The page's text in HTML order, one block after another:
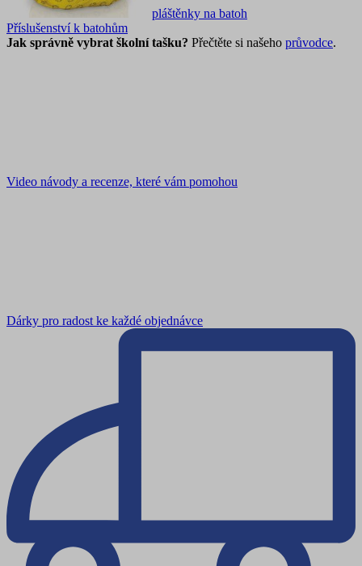
pláštěnky na batoh
Příslušenství k batohům
Jak správně vybrat školní tašku? Přečtěte si našeho průvodce.
Video návody a recenze, které vám pomohou
Dárky pro radost ke každé objednávce